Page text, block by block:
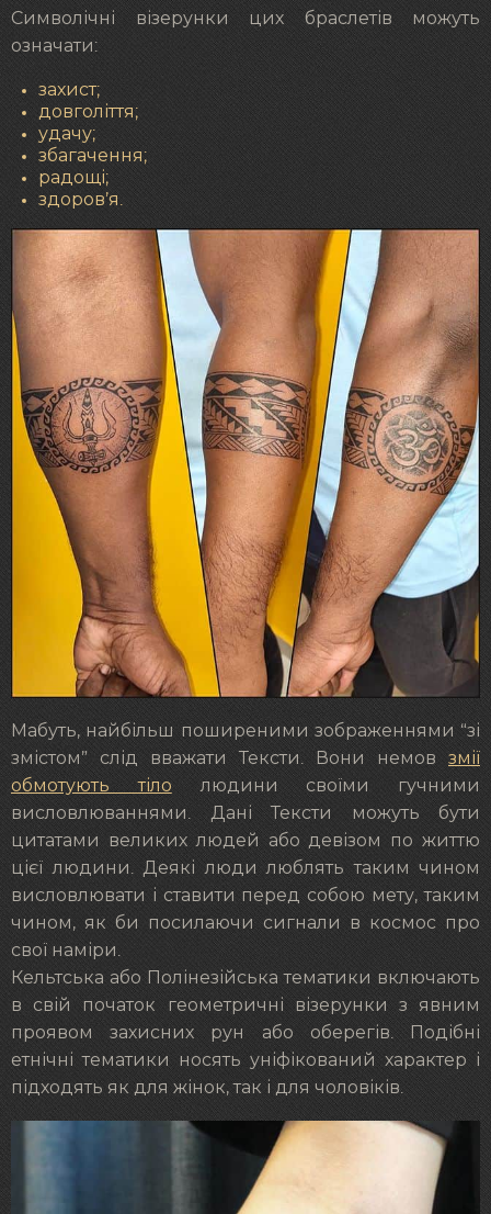
Символічні візерунки цих браслетів можуть
означати:
захист;
довголіття;
удачу;
збагачення;
радощі;
здоров’я.
Мабуть, найбільш поширеними зображеннями “зі
змістом” слід вважати Тексти. Вони немов змії
обмотують тілолюдини своїми гучними
висловлюваннями. Дані Тексти можуть бути
цитатами великих людей або девізом по життю
цієї людини. Деякі люди люблять таким чином
висловлювати і ставити перед собою мету, таким
чином, як би посилаючи сигнали в космос про
свої наміри.
Кельтська або Полінезійська тематики включають
в свій початок геометричні візерунки з явним
проявом захисних рун або оберегів. Подібні
етнічні тематики носять уніфікований характер і
підходять як для жінок, так і для чоловіків.